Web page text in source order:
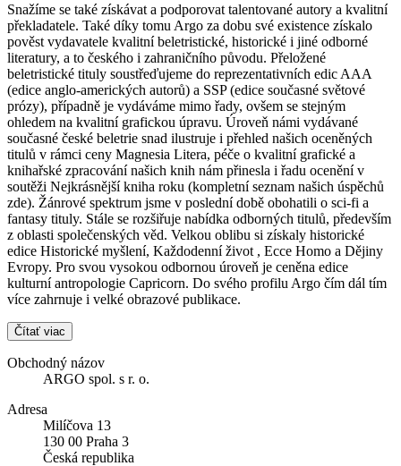
Snažíme se také získávat a podporovat talentované autory a kvalitní
překladatele. Také díky tomu Argo za dobu své existence získalo
pověst vydavatele kvalitní beletristické, historické i jiné odborné
literatury, a to českého i zahraničního původu. Přeložené
beletristické tituly soustřeďujeme do reprezentativních edic AAA
(edice anglo-amerických autorů) a SSP (edice současné světové
prózy), případně je vydáváme mimo řady, ovšem se stejným
ohledem na kvalitní grafickou úpravu. Úroveň námi vydávané
současné české beletrie snad ilustruje i přehled našich oceněných
titulů v rámci ceny Magnesia Litera, péče o kvalitní grafické a
knihařské zpracování našich knih nám přinesla i řadu ocenění v
soutěži Nejkrásnější kniha roku (kompletní seznam našich úspěchů
zde). Žánrové spektrum jsme v poslední době obohatili o sci-fi a
fantasy tituly. Stále se rozšiřuje nabídka odborných titulů, především
z oblasti společenských věd. Velkou oblibu si získaly historické
edice Historické myšlení, Každodenní život , Ecce Homo a Dějiny
Evropy. Pro svou vysokou odbornou úroveň je ceněna edice
kulturní antropologie Capricorn. Do svého profilu Argo čím dál tím
více zahrnuje i velké obrazové publikace.
Čítať viac
Obchodný názov
ARGO spol. s r. o.
Adresa
Milíčova 13
130 00 Praha 3
Česká republika